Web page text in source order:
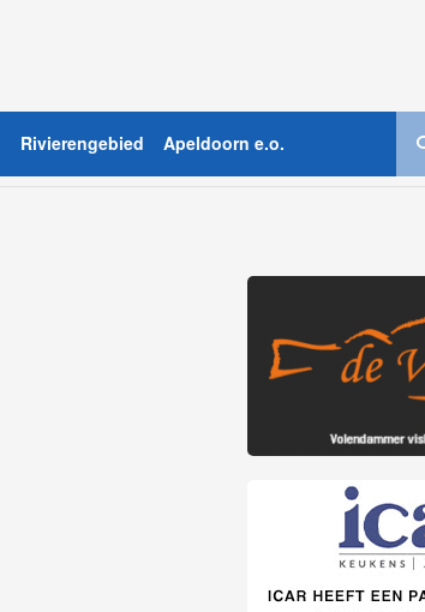
Rivierengebied Apeldoorn e.o.